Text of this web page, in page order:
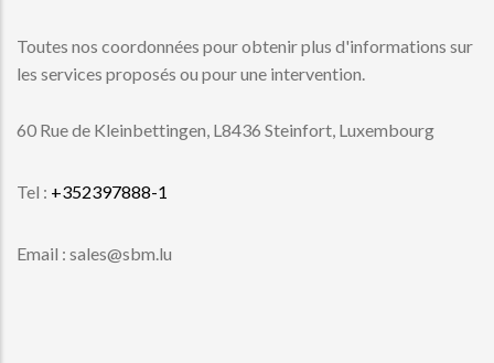
Toutes nos coordonnées pour obtenir plus d'informations sur
les services proposés ou pour une intervention.
60 Rue de Kleinbettingen, L8436 Steinfort, Luxembourg
Tel : +352397888-1
Email : sales@sbm.lu